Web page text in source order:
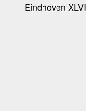
Eindhoven XLVI